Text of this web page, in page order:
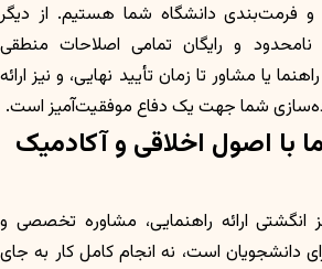
و فرمت‌بندی دانشگاه شما هستیم. از دیگر
نامحدود و رایگان تمامی اصلاحات منطقی
یا مشاور تا زمان تأیید نهایی، و نیز ارائه
شما جهت یک دفاع موفقیت‌آمیز است.
با اصول اخلاقی و آکادمیک
ارائه راهنمایی، مشاوره تخصصی و
دانشجویان است، نه انجام کامل کار به جای